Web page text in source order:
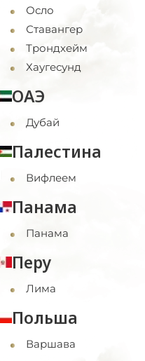
Осло
Ставангер
Трондхейм
Хаугесунд
ОАЭ
Дубай
Палестина
Вифлеем
Панама
Панама
Перу
Лима
Польша
Варшава